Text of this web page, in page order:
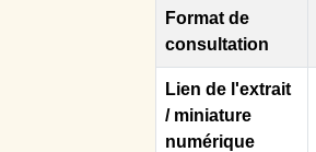
Format de
consultation
Lien de l'extrait
/ miniature
numérique